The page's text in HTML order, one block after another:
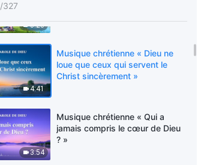
/327
3:23
»
4:41
Musique chrétienne « Dieu ne
loue que ceux qui servent le
Christ sincèrement »
3:54
Musique chrétienne « Qui a
jamais compris le cœur de Dieu
? »